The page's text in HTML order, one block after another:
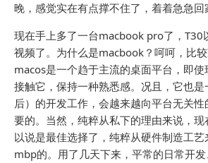
晚，感觉实在有点撑不住了，着着急急回
现在手上多了一台macbook pro了，
视频了。为什么是macbook？呵呵，比
macos是一个趋于主流的桌面平台，即
接触它，保持一种熟悉感。况且，它也
后）的开发工作，会越来越向平台无关
要的。当然，纯粹从私下的理由来说，
以说是最佳选择了，纯粹从硬件制造工
mbp的。用了几天下来，平常的日常开